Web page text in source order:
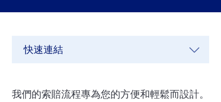
我們的索賠流程專為您的方便和輕鬆而設計。
快速連結